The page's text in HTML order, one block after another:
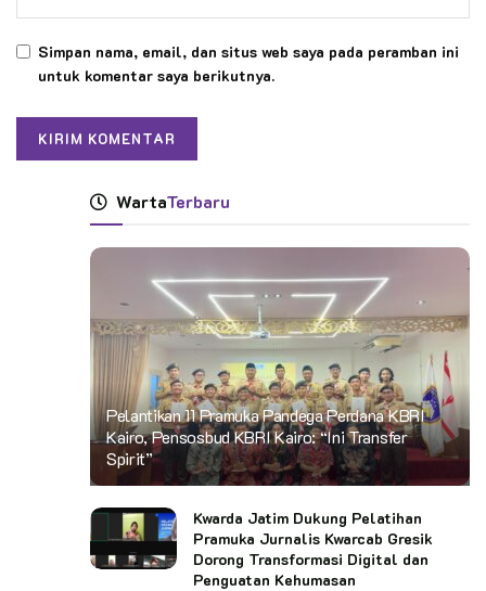
Simpan nama, email, dan situs web saya pada peramban ini
untuk komentar saya berikutnya.
WartaTerbaru
Pelantikan 11 Pramuka Pandega Perdana KBRI
Kairo, Pensosbud KBRI Kairo: “Ini Transfer
Spirit”
Kwarda Jatim Dukung Pelatihan
Pramuka Jurnalis Kwarcab Gresik
Dorong Transformasi Digital dan
Penguatan Kehumasan